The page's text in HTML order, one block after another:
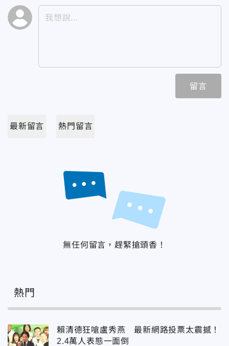
留言
最新留言 熱門留言
無任何留言，趕緊搶頭香！
熱門
賴清德狂嗆盧秀燕 最新網路投票太震撼！
2.4萬人表態一面倒